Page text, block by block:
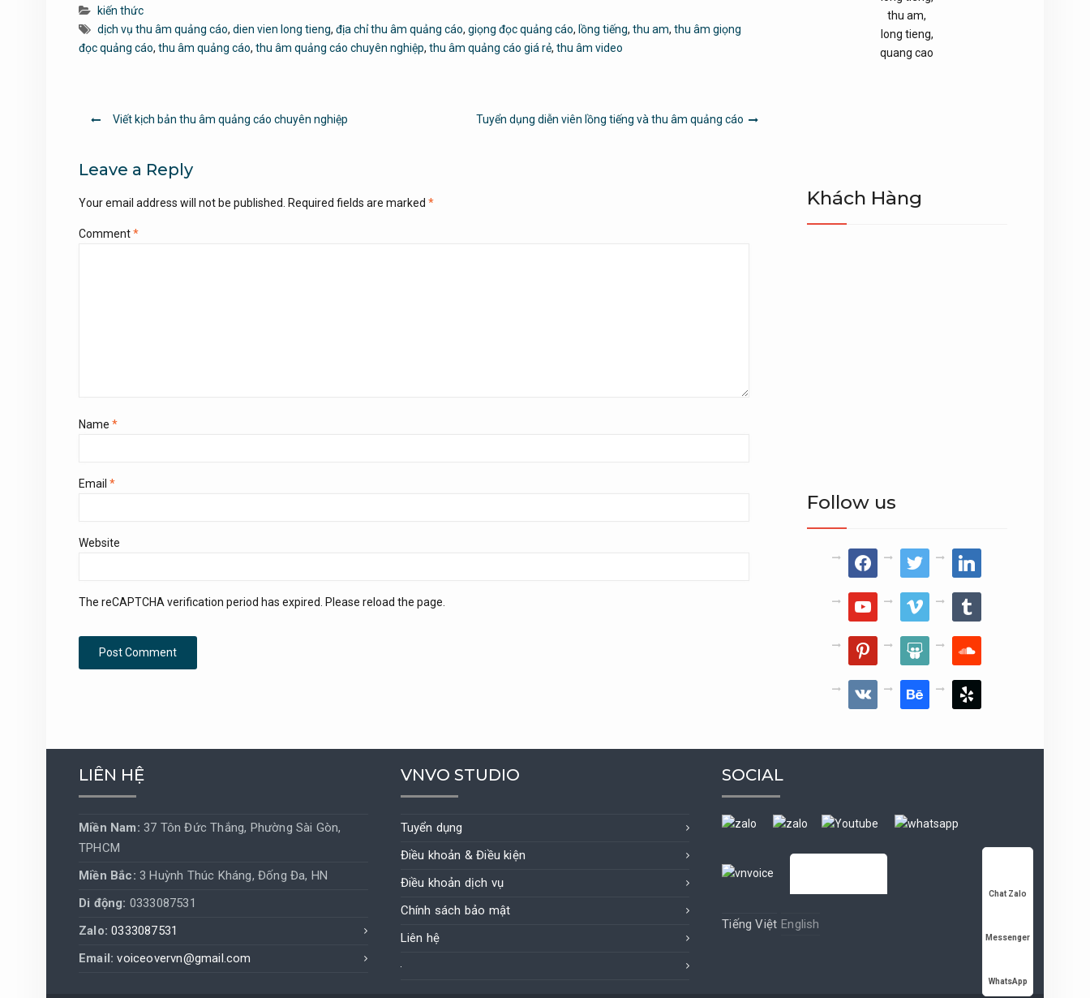
kiến thức
dịch vụ thu âm quảng cáo, dien vien long tieng, địa chỉ thu âm quảng cáo, giọng đọc quảng cáo, lồng tiếng, thu am, thu âm giọng
đọc quảng cáo, thu âm quảng cáo, thu âm quảng cáo chuyên nghiệp, thu âm quảng cáo giá rẻ, thu âm video
PostViết kịch bản thu âm quảng cáo chuyên nghiệp Tuyển dụng diễn viên lồng tiếng và thu âm quảng cáo
Leave a Reply
Your email address will not be published. Required fields are marked *
Comment*
Name *
Email *
Website
The reCAPTCHA verification period has expired. Please reload the page.
Khách Hàng
Follow us
facebook twitter linkedin
youtube vimeo tumblr
pinterest slideshare soundcloud
vkontakte behance yelp
LIÊN HỆ
Miền Nam: 37 Tôn Đức Thắng, Phường Sài Gòn,
TPHCM
Miền Bắc: 3 Huỳnh Thúc Kháng, Đống Đa, HN
Di động: 0333087531
Zalo: 0333087531
Email: voiceovervn@gmail.com
VNVO STUDIO
Tuyển dụng
Điều khoản & Điều kiện
Điều khoản dịch vụ
Chính sách bảo mật
Liên hệ
SOCIAL
Tiếng Việt English
Chat Zalo
Messenger
WhatsApp